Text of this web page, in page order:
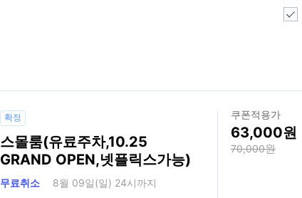
확정
스몰룸(유료주차,10.25
GRAND OPEN,넷플릭스가능)
무료취소 8월 09일(일) 24시까지
쿠폰적용가
63,000
70,000